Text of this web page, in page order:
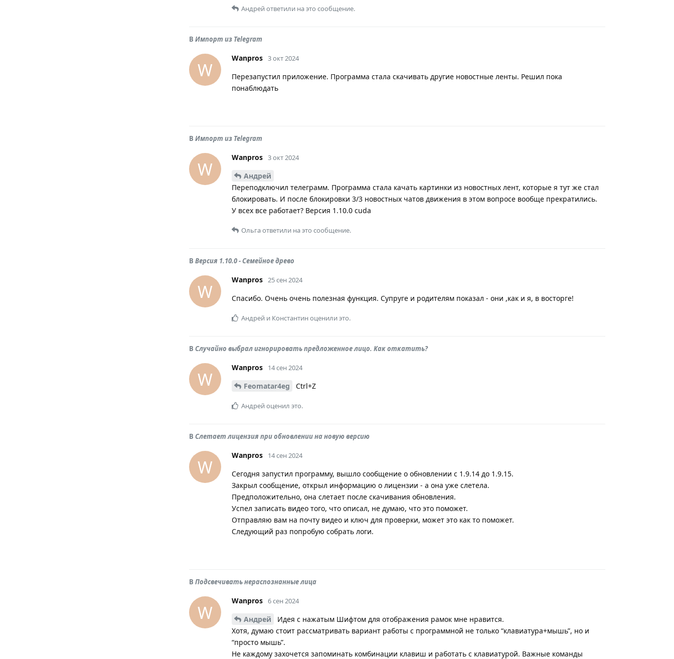
Андрейответили на это сообщение.
В Импорт из Telegram
W
Wanpros 3 окт 2024
Перезапустил приложение. Программа стала скачивать другие новостные ленты. Решил пока
понаблюдать
В Импорт из Telegram
W
Wanpros 3 окт 2024
Андрей
Переподключил телеграмм. Программа стала качать картинки из новостных лент, которые я тут же стал
блокировать. И после блокировки 3/3 новостных чатов движения в этом вопросе вообще прекратились.
У всех все работает? Версия 1.10.0 cuda
Ольгаответили на это сообщение.
В Версия 1.10.0 - Семейное древо
W
Wanpros 25 сен 2024
Спасибо. Очень очень полезная функция. Супруге и родителям показал - они ,как и я, в восторге!
Андрей и Константиноценили это.
В Случайно выбрал игнорировать предложенное лицо. Как откатить?
W
Wanpros 14 сен 2024
Feomatar4eg Ctrl+Z
Андрейоценил это.
В Слетает лицензия при обновлении на новую версию
W
Wanpros 14 сен 2024
Сегодня запустил программу, вышло сообщение о обновлении с 1.9.14 до 1.9.15.
Закрыл сообщение, открыл информацию о лицензии - а она уже слетела.
Предположительно, она слетает после скачивания обновления.
Успел записать видео того, что описал, не думаю, что это поможет.
Отправляю вам на почту видео и ключ для проверки, может это как то поможет.
Следующий раз попробую собрать логи.
В Подсвечивать нераспознанные лица
W
Wanpros 6 сен 2024
Андрей
Идея с нажатым Шифтом для отображения рамок мне нравится.
Хотя, думаю стоит рассматривать вариант работы с программной не только “клавиатура+мышь”, но и
“просто мышь”.
Не каждому захочется запоминать комбинации клавиш и работать с клавиатурой. Важные команды